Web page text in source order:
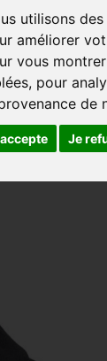
utilisons
améliorer
vous
pour
de
Je
DÉFAUTS